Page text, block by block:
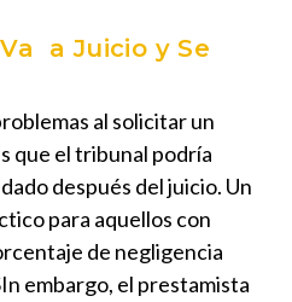
a Juicio y Se
al solicitar un
que el tribunal podría
después del juicio. Un
para aquellos con
de negligencia
embargo, el prestamista